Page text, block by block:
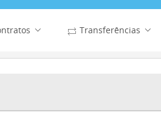
Transferências